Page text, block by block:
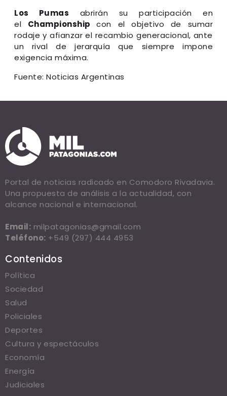
Los Pumas abrirán su participación en
el Championshipcon el objetivo de sumar
rodaje y afianzar el recambio generacional, ante
un rival de jerarquía que siempre impone
exigencia máxima.
Fuente: Noticias Argentinas
Portal de noticias radicado en Comodoro Rivadavia.
Una propuesta de análisis a la actualidad, con
alcance nacional e internacional.
Email: milpatagonias@gmail.com
Teléfono: +549 (297) 444 4953
Contenidos
Política
Sociedad
Salud
Policiales
Deportes
Cultura y espectáculos
Economía
Energía
Judiciales